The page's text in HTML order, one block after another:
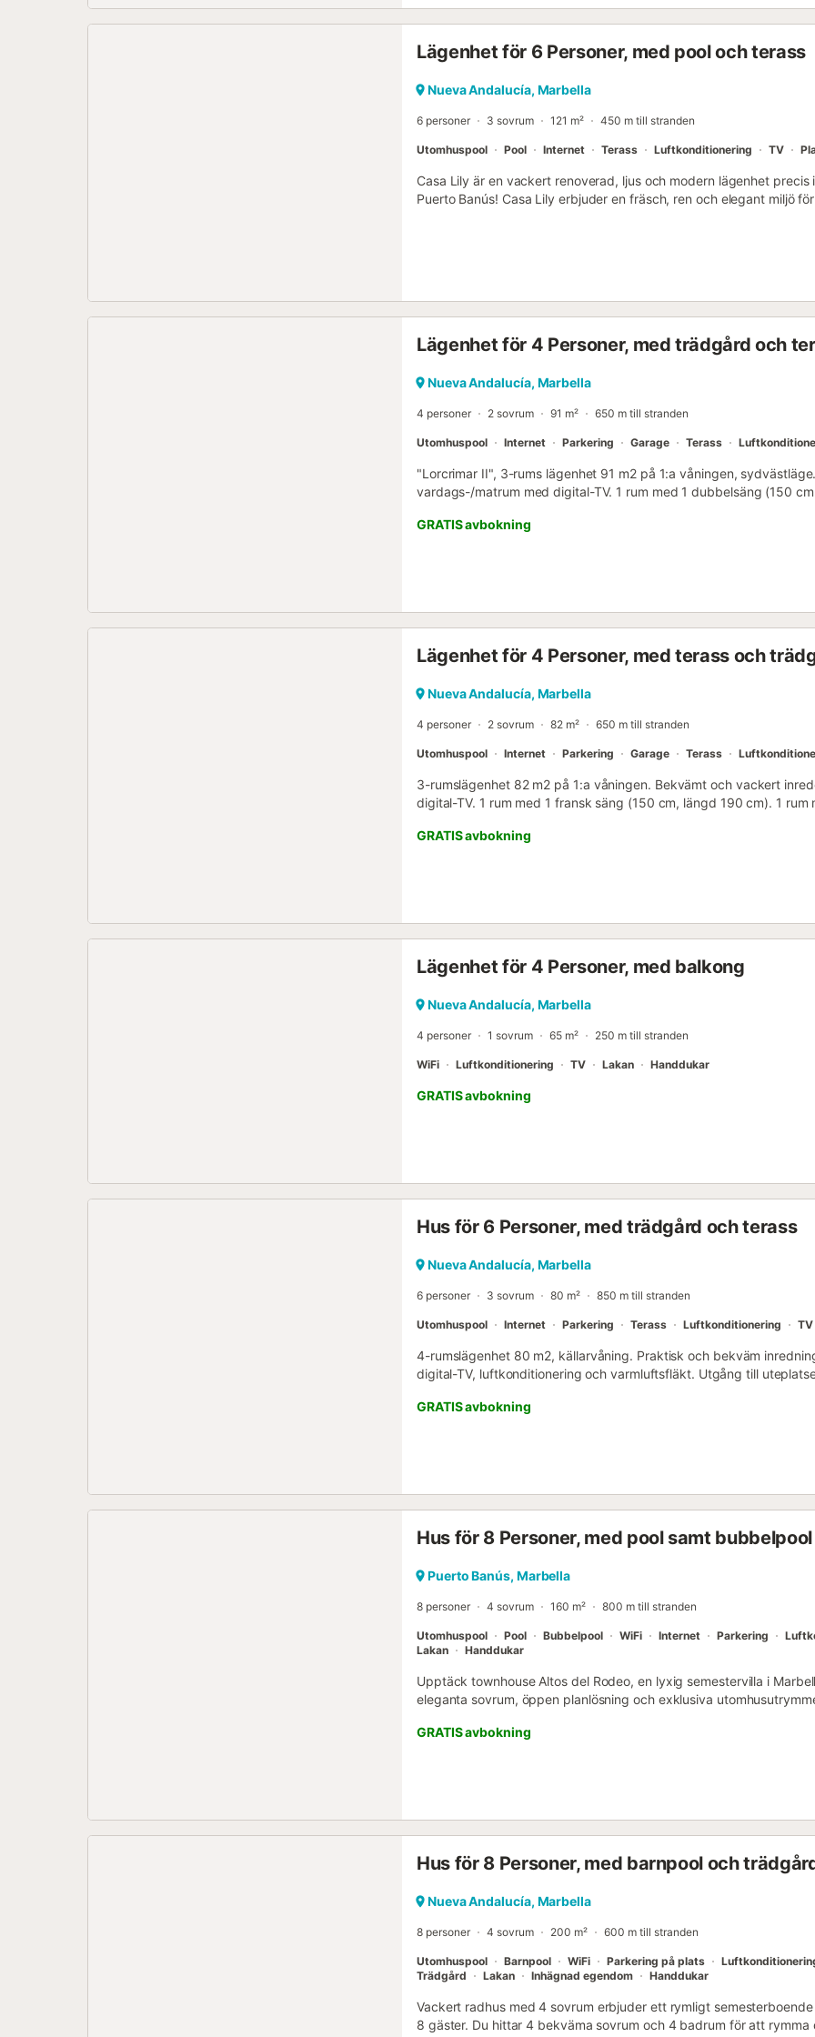
Lägenhet för 6 Personer, med pool och terass
Nueva Andalucía, Marbella
6 personer 3 sovrum 121 m² 450 m till stranden
Utomhuspool Pool Internet Terass Luftkonditionering TV
Casa Lily är en vackert renoverad, ljus och modern lägenhet precis
Puerto Banús! Casa Lily erbjuder en fräsch, ren och elegant miljö
stilfulla detaljer som industriella glaspartier i master bedroom samt
dubbeldörrar som leder ut till den rymliga terrassen (23m2). Köket
solnedgångsdrinkar och middagar utomhus. Det finns 3 sovrum,
trädgård och poolområde. Totalt finns det plats för 6 personer att
användas om någon föredrar att sova separat. Det finns
Smart TV för att komma åt Netflix, YouTube, etc., samt IPTV (olika
Lägenhet för 4 Personer, med trädgård och
Nueva Andalucía, Marbella
4 personer 2 sovrum 91 m² 650 m till stranden
Utomhuspool Internet Parkering Garage Terass
"Lorcrimar II", 3-rums lägenhet 91 m2 på 1:a våningen,
vardags-/matrum med digital-TV. 1 rum med 1 dubbelsäng (150
mikrovågsugn, frys). Badrum/bidé/WC. Luftkonditionering,
Faciliteter: tvättmaskin. Internet (WiFi, gratis). Parkeringsplats nr
GRATIS avbokning
Lägenhet för 4 Personer, med terass och
Nueva Andalucía, Marbella
4 personer 2 sovrum 82 m² 650 m till stranden
Utomhuspool Internet Parkering Garage Terass
3-rumslägenhet 82 m2 på 1:a våningen. Bekvämt och vackert
digital-TV. 1 rum med 1 fransk säng (150 cm, längd 190 cm). 1 rum
Luftkonditionering, centralvärme. Terrass 10 m2. Terrassmöbler.
GRATIS avbokning
Lägenhet för 4 Personer, med balkong
Nueva Andalucía, Marbella
4 personer 1 sovrum 65 m² 250 m till stranden
WiFi Luftkonditionering TV Lakan Handdukar
GRATIS avbokning
Hus för 6 Personer, med trädgård och terass
Nueva Andalucía, Marbella
6 personer 3 sovrum 80 m² 850 m till stranden
Utomhuspool Internet Parkering Terass Luftkonditionering TV
4-rumslägenhet 80 m2, källarvåning. Praktisk och bekväm
digital-TV, luftkonditionering och varmluftsfläkt. Utgång till
cm). 1 rum med 1 fransk säng (150 cm, längd 190 cm). Kök
vattenkokare, mikrovågsugn, frys). 2 badrum/bidé/WC. Terrass.
poolen och trädgården. Faciliteter: tvättmaskin, strykjärn, barnstol,
GRATIS avbokning
Hus för 8 Personer, med pool samt
Puerto Banús, Marbella
8 personer 4 sovrum 160 m² 800 m till stranden
Utomhuspool Pool Bubbelpool WiFi Internet Parkering
Lakan
Handdukar
Upptäck townhouse Altos del Rodeo, en lyxig semestervilla i
eleganta sovrum, öppen planlösning och exklusiva
njut av stränder, restauranger, nattliv och shopping för en
parkeringsplatser framför lägenheten och alla bekvämligheter. 1.
information kommer att synas i appen. Som gäst förväntar vi oss
Incheckningstiden börjar kl. 17:00 och slutar kl. 20:00. Om du
tjänster under din vistelse. Vi kan ordna extra handdukar eller
ändringsbegäran föremål för granskning och kan nekas...
GRATIS avbokning
Hus för 8 Personer, med barnpool och
Nueva Andalucía, Marbella
8 personer 4 sovrum 200 m² 600 m till stranden
Utomhuspool Barnpool WiFi Parkering på plats
Trädgård
Lakan Inhägnad egendom Handdukar
Vackert radhus med 4 sovrum erbjuder ett rymligt
8 gäster. Du hittar 4 bekväma sovrum och 4 badrum för att